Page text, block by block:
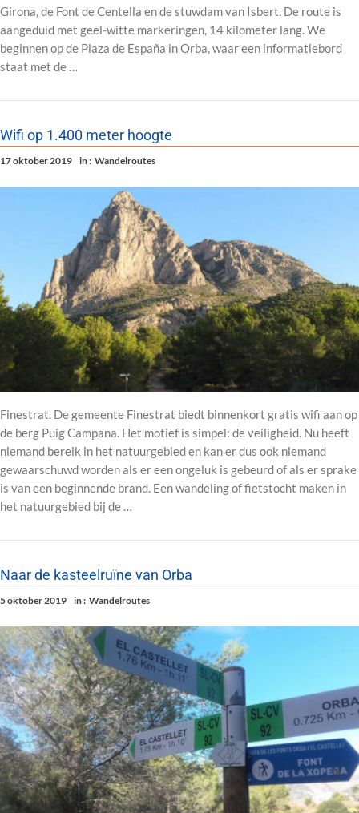
Girona, de Font de Centella en de stuwdam van Isbert. De route is
aangeduid met geel-witte markeringen, 14 kilometer lang. We
beginnen op de Plaza de España in Orba, waar een informatiebord
staat met de …
Wifi op 1.400 meter hoogte
17 oktober 2019 in : Wandelroutes
Finestrat. De gemeente Finestrat biedt binnenkort gratis wifi aan op
de berg Puig Campana. Het motief is simpel: de veiligheid. Nu heeft
niemand bereik in het natuurgebied en kan er dus ook niemand
gewaarschuwd worden als er een ongeluk is gebeurd of als er sprake
is van een beginnende brand. Een wandeling of fietstocht maken in
het natuurgebied bij de …
Naar de kasteelruïne van Orba
5 oktober 2019 in : Wandelroutes